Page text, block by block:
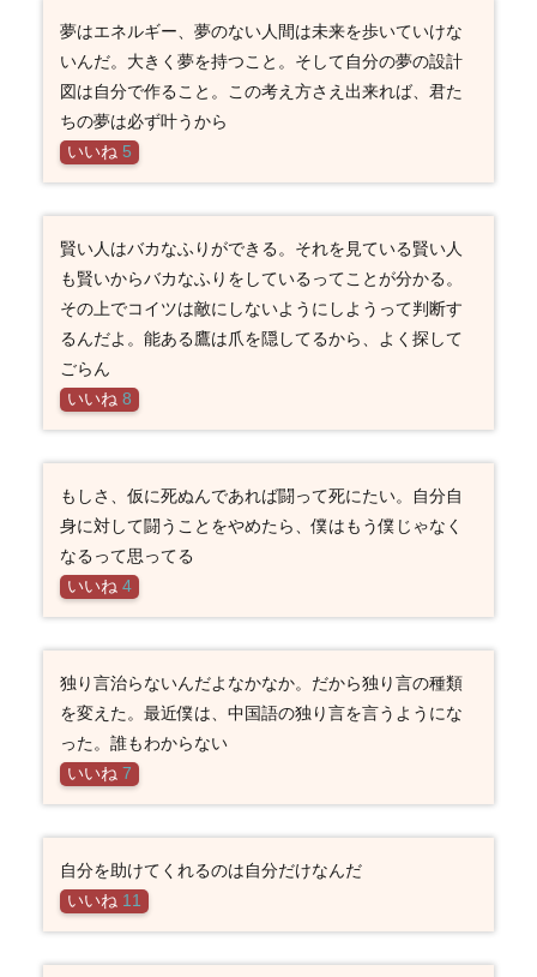
夢はエネルギー、夢のない人間は未来を歩いていけな
いんだ。大きく夢を持つこと。そして自分の夢の設計
図は自分で作ること。この考え方さえ出来れば、君た
ちの夢は必ず叶うから
いいね 5
賢い人はバカなふりができる。それを見ている賢い人
も賢いからバカなふりをしているってことが分かる。
その上でコイツは敵にしないようにしようって判断す
るんだよ。能ある鷹は爪を隠してるから、よく探して
ごらん
いいね 8
もしさ、仮に死ぬんであれば闘って死にたい。自分自
身に対して闘うことをやめたら、僕はもう僕じゃなく
なるって思ってる
いいね 4
独り言治らないんだよなかなか。だから独り言の種類
を変えた。最近僕は、中国語の独り言を言うようにな
った。誰もわからない
いいね 7
自分を助けてくれるのは自分だけなんだ
いいね 11